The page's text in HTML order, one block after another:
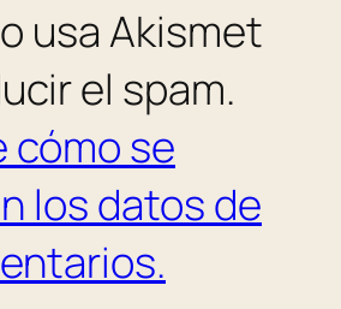
usa Akismet
el spam.
cómo se
los datos de